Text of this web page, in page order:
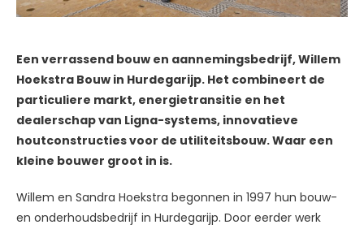
Een verrassend bouw en aannemingsbedrijf, Willem
Hoekstra Bouw in Hurdegarijp. Het combineert de
particuliere markt, energietransitie en het
dealerschap van Ligna-systems, innovatieve
houtconstructies voor de utiliteitsbouw. Waar een
kleine bouwer groot in is.
Willem en Sandra Hoekstra begonnen in 1997 hun bouw-
en onderhoudsbedrijf in Hurdegarijp. Door eerder werk